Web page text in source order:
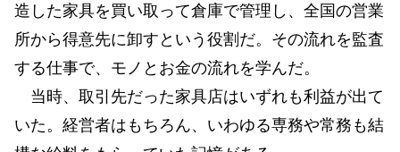
造した家具を買い取って倉庫で管理し、全国の営業
所から得意先に卸すという役割だ。その流れを監査
する仕事で、モノとお金の流れを学んだ。
当時、取引先だった家具店はいずれも利益が出て
いた。経営者はもちろん、いわゆる専務や常務も結